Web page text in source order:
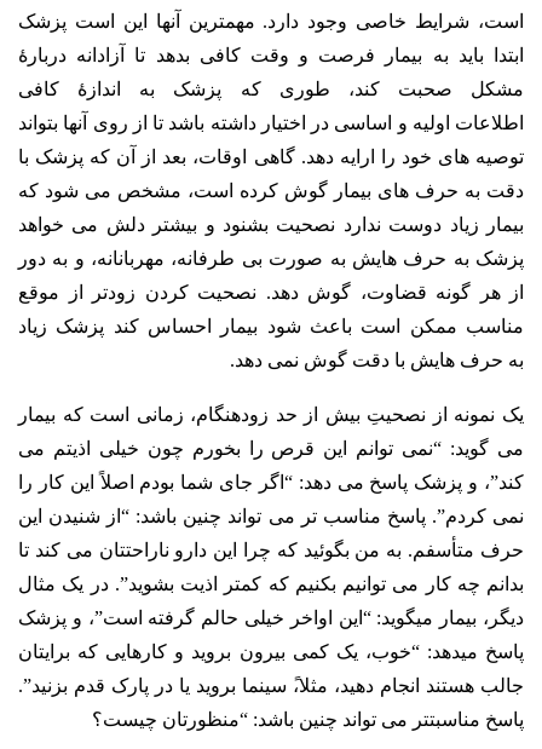
است، شرایط خاصی وجود دارد. مهمترین آنها این است پزشک
ابتدا باید به بیمار فرصت و وقت کافی بدهد تا آزادانه دربارۀ
مشکل صحبت کند، طوری که پزشک به اندازۀ کافی
اطلاعات اولیه و اساسی در اختیار داشته باشد تا از روی آنها بتواند
توصیه های خود را ارایه دهد. گاهی اوقات، بعد از آن که پزشک با
دقت به حرف های بیمار گوش کرده است، مشخص می شود که
بیمار زیاد دوست ندارد نصحیت بشنود و بیشتر دلش می خواهد
پزشک به حرف هایش به صورت بی طرفانه، مهربانانه، و به دور
از هر گونه قضاوت، گوش دهد. نصحیت کردن زودتر از موقع
مناسب ممکن است باعث شود بیمار احساس کند پزشک زیاد
به حرف هایش با دقت گوش نمی دهد.
یک نمونه از نصحیتِ بیش از حد زودهنگام، زمانی است که بیمار
می گوید: “نمی توانم این قرص را بخورم چون خیلی اذیتم می
کند”، و پزشک پاسخ می دهد: “اگر جای شما بودم اصلاً این کار را
نمی کردم”. پاسخ مناسب تر می تواند چنین باشد: “از شنیدن این
حرف متأسفم. به من بگوئید که چرا این دارو ناراحتتان می کند تا
بدانم چه کار می توانیم بکنیم که کمتر اذیت بشوید”. در یک مثال
دیگر، بیمار میگوید: “این اواخر خیلی حالم گرفته است”، و پزشک
پاسخ میدهد: “خوب، یک کمی بیرون بروید و کارهایی که برایتان
جالب هستند انجام دهید، مثلا،ً سینما بروید یا در پارک قدم بزنید”.
پاسخ مناسبتتر می تواند چنین باشد: “منظورتان چیست؟